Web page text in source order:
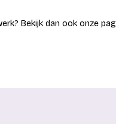
Bekijk dan ook onze